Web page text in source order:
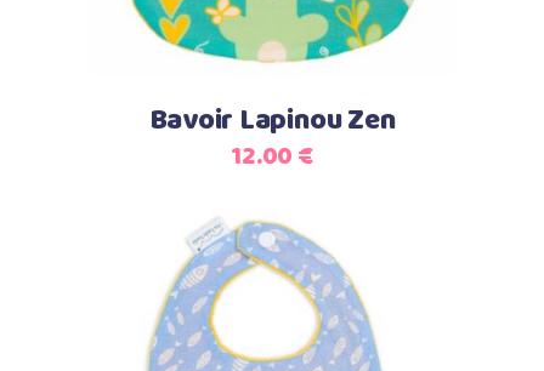
Bavoir Lapinou Zen
12.00€